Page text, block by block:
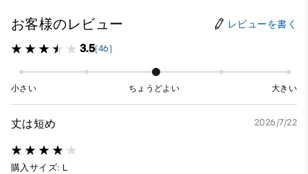
お客様のレビュー レビューを書く
3.5(46)
小さい ちょうどよい 大きい
丈は短め 2026/7/22
購入サイズ: L